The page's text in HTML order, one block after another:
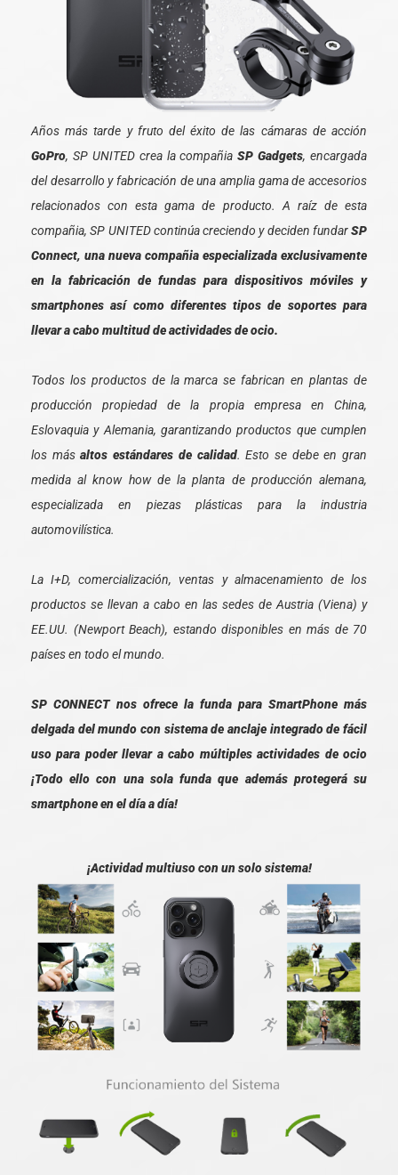
Años más tarde y fruto del éxito de las cámaras de acción
GoPro, SP UNITED crea la compañiaSP Gadgets, encargada
del desarrollo y fabricación de una amplia gama de accesorios
relacionados con esta gama de producto. A raíz de esta
compañia, SP UNITED continúa creciendo y deciden fundarSP
Connect, una nueva compañia especializada exclusivamente
en la fabricación de fundas para dispositivos móviles y
smartphones así como diferentes tipos de soportes para
llevar a cabo multitud de actividades de ocio.
Todos los productos de la marca se fabrican en plantas de
producción propiedad de la propia empresa en China,
Eslovaquia y Alemania, garantizando productos que cumplen
los másaltos estándares de calidad. Esto se debe en gran
medida al know how de la planta de producción alemana,
especializada en piezas plásticas para la industria
automovilística.
La I+D, comercialización, ventas y almacenamiento de los
productos se llevan a cabo en las sedes de Austria (Viena) y
EE.UU. (Newport Beach), estando disponibles en más de 70
países en todo el mundo.
SP CONNECT nos ofrece la funda para SmartPhone más
delgada del mundo con sistema de anclaje integrado de fácil
uso para poder llevar a cabo múltiples actividades de ocio
¡Todo ello con una sola funda que además protegerá su
smartphone en el día a día!
¡Actividad multiuso con un solo sistema!